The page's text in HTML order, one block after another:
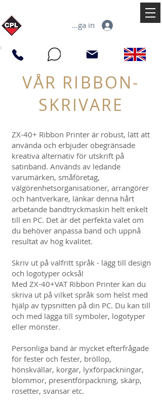
Logga in
VÅR RIBBON-
SKRIVARE
ZX-40+ Ribbon Printer är robust, lätt att
använda och erbjuder obegränsade
kreativa alternativ för utskrift på
satinband. Används av ledande
varumärken, småföretag,
välgörenhetsorganisationer, arrangörer
och hantverkare, länkar denna hårt
arbetande bandtryckmaskin helt enkelt
till en PC. Det är det perfekta valet om
du behöver anpassa band och uppnå
resultat av hög kvalitet.
Skriv ut på valfritt språk - lägg till design
och logotyper också!
Med ZX-40+VAT Ribbon Printer kan du
skriva ut på vilket språk som helst med
hjälp av typsnitten på din PC. Du kan till
och med lägga till symboler, logotyper
eller mönster.
Personliga band är mycket efterfrågade
för fester och fester, bröllop,
hönskvällar, korgar, lyxförpackningar,
blommor, presentförpackning, skärp,
rosetter, svansar etc.